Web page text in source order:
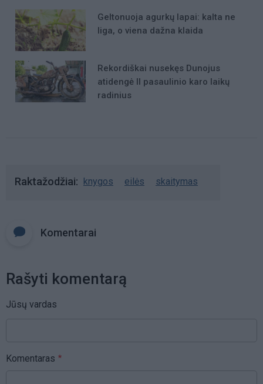
Geltonuoja agurkų lapai: kalta ne
liga, o viena dažna klaida
Rekordiškai nusekęs Dunojus
atidengė II pasaulinio karo laikų
radinius
Raktažodžiai knygos eilės skaitymas
Komentarai
Rašyti komentarą
Jūsų vardas
Komentaras